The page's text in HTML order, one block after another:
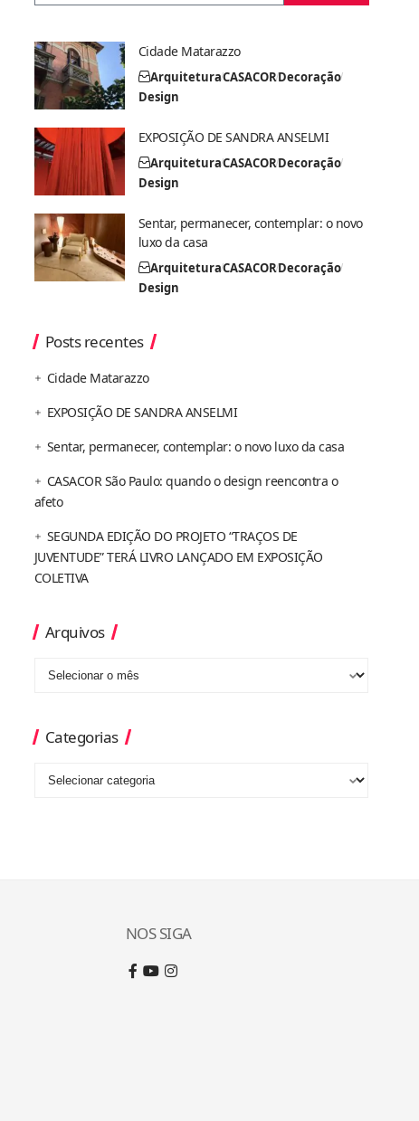
Cidade Matarazzo
ArquiteturaCASACORDecoração
Design
EXPOSIÇÃO DE SANDRA ANSELMI
ArquiteturaCASACORDecoração
Design
Sentar, permanecer, contemplar: o novo
luxo da casa
ArquiteturaCASACORDecoração
Design
Posts recentes
Cidade Matarazzo
EXPOSIÇÃO DE SANDRA ANSELMI
Sentar, permanecer, contemplar: o novo luxo da casa
CASACOR São Paulo: quando o design reencontra o
afeto
SEGUNDA EDIÇÃO DO PROJETO “TRAÇOS DE
JUVENTUDE” TERÁ LIVRO LANÇADO EM EXPOSIÇÃO
COLETIVA
Arquivos
Categorias
NOS SIGA